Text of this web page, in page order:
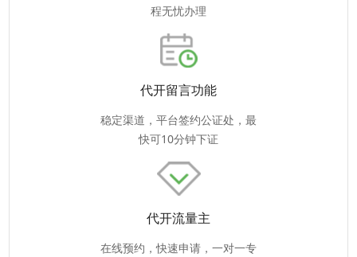
程无忧办理
代开留言功能
稳定渠道，平台签约公证处，最
快可10分钟下证
代开流量主
在线预约，快速申请，一对一专